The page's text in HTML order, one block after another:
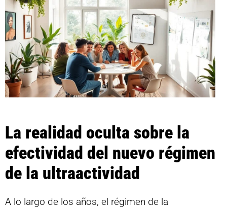
La realidad oculta sobre la
efectividad del nuevo régimen
de la ultraactividad
A lo largo de los años, el régimen de la